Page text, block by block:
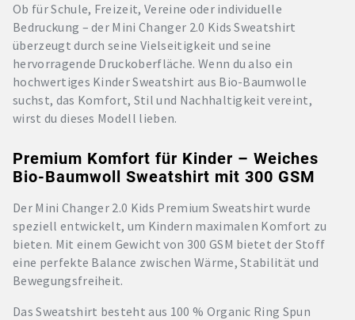
Ob für Schule, Freizeit, Vereine oder individuelle
Bedruckung – der Mini Changer 2.0 Kids Sweatshirt
überzeugt durch seine Vielseitigkeit und seine
hervorragende Druckoberfläche. Wenn du also ein
hochwertiges Kinder Sweatshirt aus Bio-Baumwolle
suchst, das Komfort, Stil und Nachhaltigkeit vereint,
wirst du dieses Modell lieben.
Premium Komfort für Kinder – Weiches
Bio-Baumwoll Sweatshirt mit 300 GSM
Der Mini Changer 2.0 Kids Premium Sweatshirt wurde
speziell entwickelt, um Kindern maximalen Komfort zu
bieten. Mit einem Gewicht von 300 GSM bietet der Stoff
eine perfekte Balance zwischen Wärme, Stabilität und
Bewegungsfreiheit.
Das Sweatshirt besteht aus 100 % Organic Ring Spun